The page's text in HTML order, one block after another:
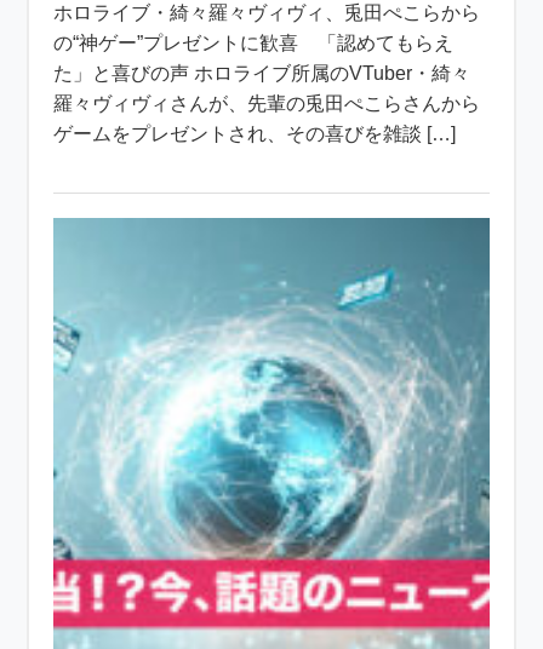
ホロライブ・綺々羅々ヴィヴィ、兎田ぺこらから
の“神ゲー”プレゼントに歓喜 「認めてもらえ
た」と喜びの声 ホロライブ所属のVTuber・綺々
羅々ヴィヴィさんが、先輩の兎田ぺこらさんから
ゲームをプレゼントされ、その喜びを雑談 […]